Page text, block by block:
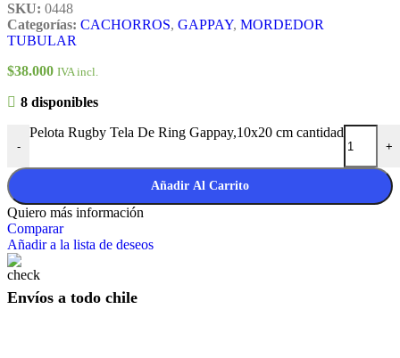
SKU: 0448
Categorías: CACHORROS, GAPPAY, MORDEDOR
TUBULAR
$38.000 IVA incl.
8 disponibles
-
Pelota Rugby Tela De Ring Gappay,10x20 cm cantidad
+
Añadir Al Carrito
Quiero más información
Comparar
Añadir a la lista de deseos
Envíos a todo chile